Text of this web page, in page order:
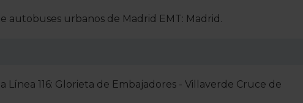
autobuses urbanos de Madrid EMT: Madrid.
116: Glorieta de Embajadores - Villaverde Cruce de